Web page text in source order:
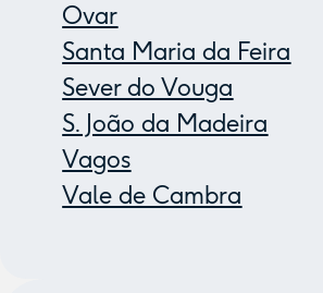
Ovar
Santa Maria da Feira
Sever do Vouga
S. João da Madeira
Vagos
Vale de Cambra